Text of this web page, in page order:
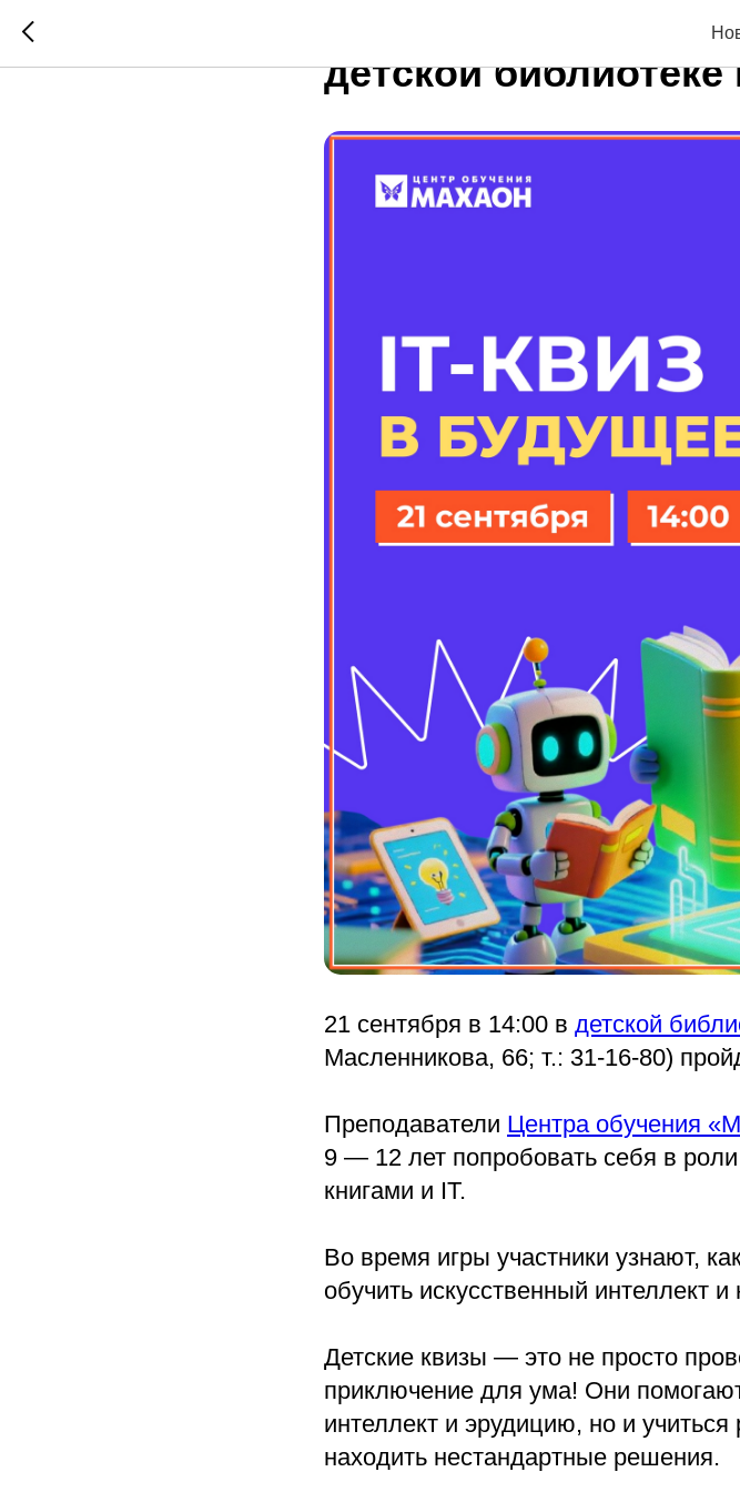
IT-квиз «В будущее
детской
21 сентября в 14:00 в детской
Масленникова, 66; т.: 31-16-80)
Преподаватели Центра обучения
9 — 12 лет попробовать себя в
книгами и IT.
Во время игры участники узнают,
обучить искусственный интеллект и
Детские квизы — это не просто
приключение для ума! Они
интеллект и эрудицию, но и
находить нестандартные решения.